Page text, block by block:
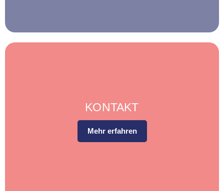
KONTAKT
Mehr erfahren